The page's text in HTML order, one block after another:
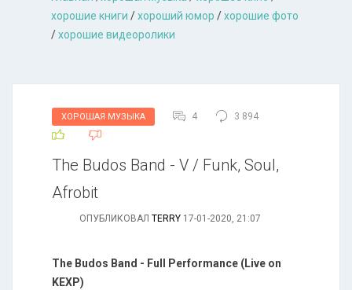
хорошие книги /хороший юмор /хорошие фото
/хорошие видеоролики
ХОРОШАЯ МУЗЫКА 4 3 894
The Budos Band - V / Funk, Soul,
Afrobit
ОПУБЛИКОВАЛ TERRY 17-01-2020, 21:07
The Budos Band - Full Performance (Live on
KEXP)